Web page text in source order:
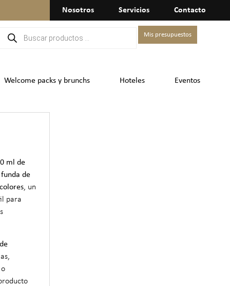
Nosotros Servicios Contacto
Mis presupuestos
Welcome packs y brunchs Hoteles Eventos
ml de
funda de
, un
para